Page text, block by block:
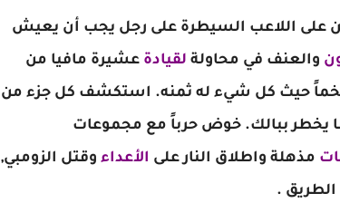
على اللاعب السيطرة على رجل يجب أن يعيش
والعنف في محاولة لقيادة عشيرة مافيا من
ضخماً حيث كل شيء له ثمنه. استكشف كل جزء من
يخطر ببالك. خوض حرباً مع مجموعات
مذهلة واطلاق النار على الأعداء وقتل الزومبي,
.